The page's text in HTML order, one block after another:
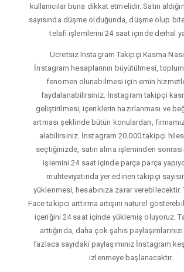
kullanıcılar buna dikkat etmelidir. Satın
sayısında düşme olduğunda, düşme olup
telafi işlemlerini 24 saat içinde derhal
Ücretsiz Instagram Takipçi Kasma Nasıl
İnstagram hesaplarının büyütülmesi,
fenomen olunabilmesi için emin
faydalanabilirsiniz. İnstagram takipçi
geliştirilmesi, içeriklerin hazırlanması ve
artması şeklinde bütün konulardan,
alabilirsiniz. İnstagram 20.000 takipçi
seçtiğinizde, satın alma işleminden
işlemini 24 saat içinde parça parça
muhteviyatında yer edinen takipçi
yüklenmesi, hesabınıza zarar verebilecektir.
Face takipci arttirma artışını naturel
içeriğini 24 saat içinde yüklemiş oluyoruz.
arttığında, daha çok şahıs
fazlaca sayıdaki paylaşımınız İnstagram
izlenmeye başlanacaktır.